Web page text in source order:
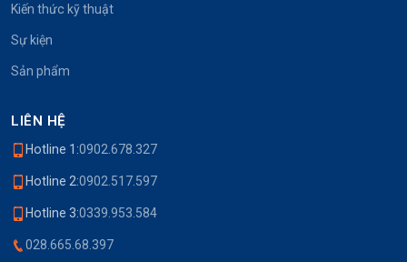
Kiến thức kỹ thuật
Sự kiện
Sản phẩm
LIÊN HỆ
Hotline 1:0902.678.327
Hotline 2:0902.517.597
Hotline 3:0339.953.584
028.665.68.397